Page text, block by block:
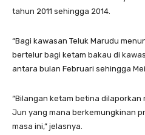
tahun 2011 sehingga 2014.
“Bagi kawasan Teluk Marudu
bertelur bagi ketam bakau di
antara bulan Februari sehingga Mei.
“Bilangan ketam betina dilaporkan
Jun yang mana berkemungkinan
masa ini,” jelasnya.